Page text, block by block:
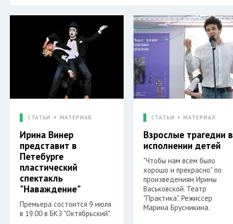
СТАТЬИ МАТЕРИАЛ
Ирина Винер
представит в
Петебурге
пластический
спектакль
"Наваждение"
Премьера состоится 9 июля
в 19.00 в БКЗ "Октябрьский".
СТАТЬИ МАТЕРИАЛ
Взрослые трагедии в
исполнении детей
"Чтобы нам всем было
хорошо и прекрасно" по
произведениям Ирины
Васьковской. Театр
"Практика". Режиссер
Марина Брусникина.